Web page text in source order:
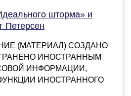
шторма» и
Петерсен
(МАТЕРИАЛ) СОЗДАНО
ИНОСТРАННЫМ
ИНФОРМАЦИИ,
ИНОСТРАННОГО